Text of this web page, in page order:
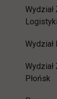
Wydział
Logistyki
Wydział
Płońsk